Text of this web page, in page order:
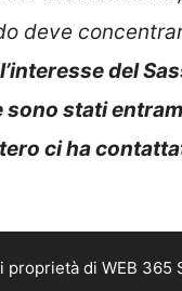
deve
del
sono stati
ci ha
di WEB 365